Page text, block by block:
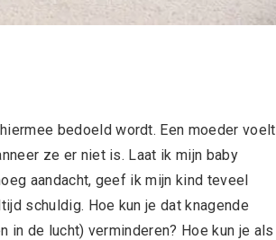
bedoeld wordt. Een moeder voelt
ze er niet is. Laat ik mijn baby
aandacht, geef ik mijn kind teveel
schuldig. Hoe kun je dat knagende
de lucht) verminderen? Hoe kun je als